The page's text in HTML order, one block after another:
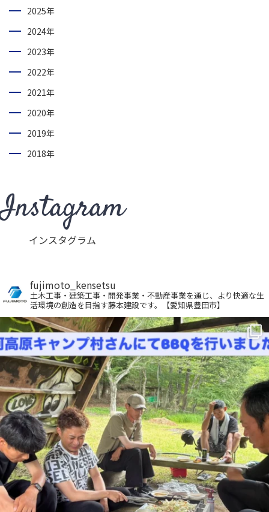
2025年
2024年
2023年
2022年
2021年
2020年
2019年
2018年
Instagram
インスタグラム
fujimoto_kensetsu
土木工事・建築工事・開発事業・不動産事業を通じ、より快適な生
活環境の創造を目指す藤本建設です。【愛知県豊田市】